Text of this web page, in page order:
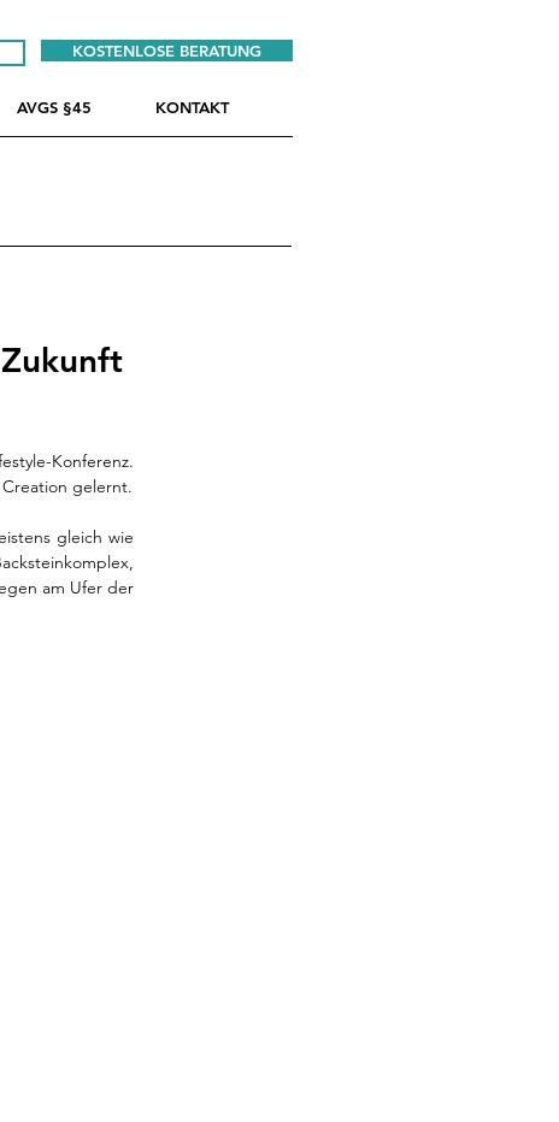
KOSTENLOSE BERATUNG
AVGS §45 KONTAKT
Konferenz.
gleich wie
am Ufer der